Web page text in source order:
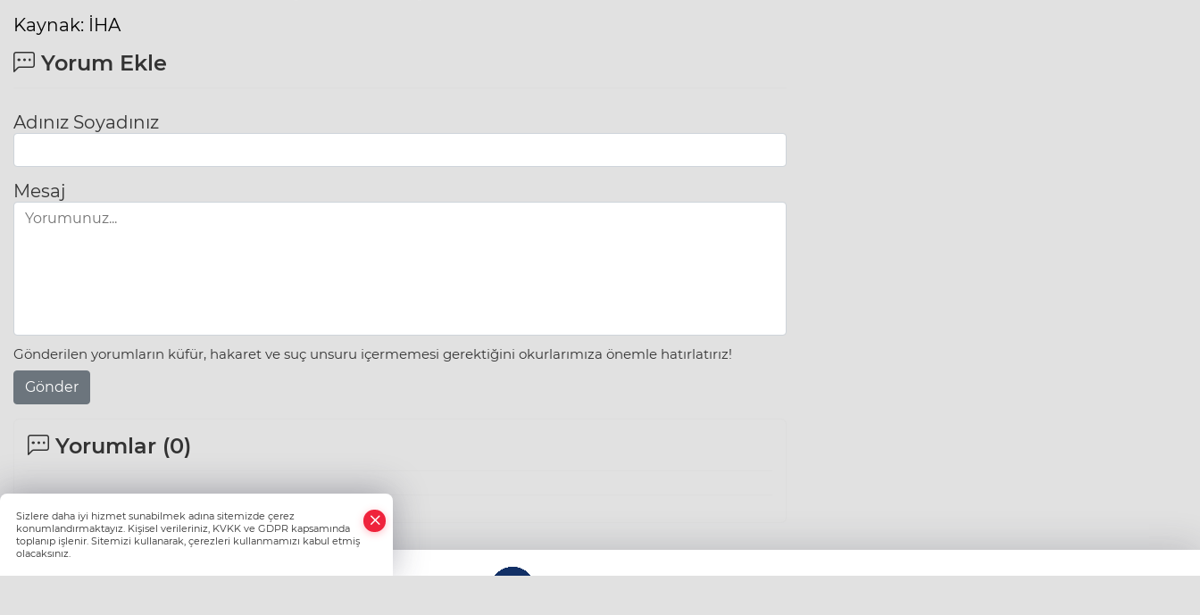
Kaynak: İHA
Yorum Ekle
Adınız Soyadınız
Mesaj
Gönderilen yorumların küfür, hakaret ve suç unsuru içermemesi gerektiğini okurlarımıza önemle hatırlatırız!
Gönder
Yorumlar (0)
Sizlere daha iyi hizmet sunabilmek adına sitemizde çerez
konumlandırmaktayız. Kişisel verileriniz, KVKK ve GDPR kapsamında
toplanıp işlenir. Sitemizi kullanarak, çerezleri kullanmamızı kabul etmiş
olacaksınız.